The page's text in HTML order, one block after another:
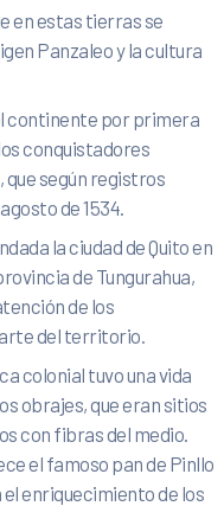
en estas tierras se
Panzaleo y la cultura
continente por primera
conquistadores
que según registros
de 1534.
la ciudad de Quito en
de Tungurahua,
de los
del territorio.
colonial tuvo una vida
obrajes, que eran sitios
con fibras del medio.
el famoso pan de Pinllo
enriquecimiento de los